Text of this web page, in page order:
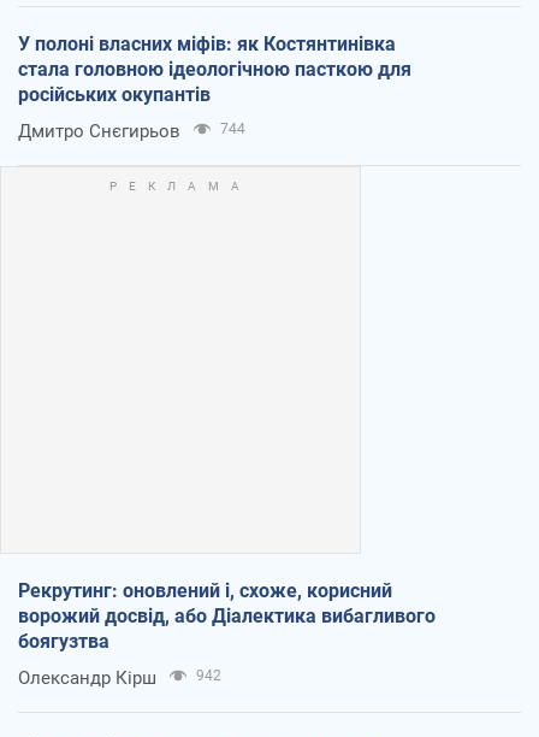
У полоні власних міфів: як Костянтинівка
стала головною ідеологічною пасткою для
російських окупантів
Дмитро Снєгирьов 744
Рекрутинг: оновлений і, схоже, корисний
ворожий досвід, або Діалектика вибагливого
боягузтва
Олександр Кірш 942